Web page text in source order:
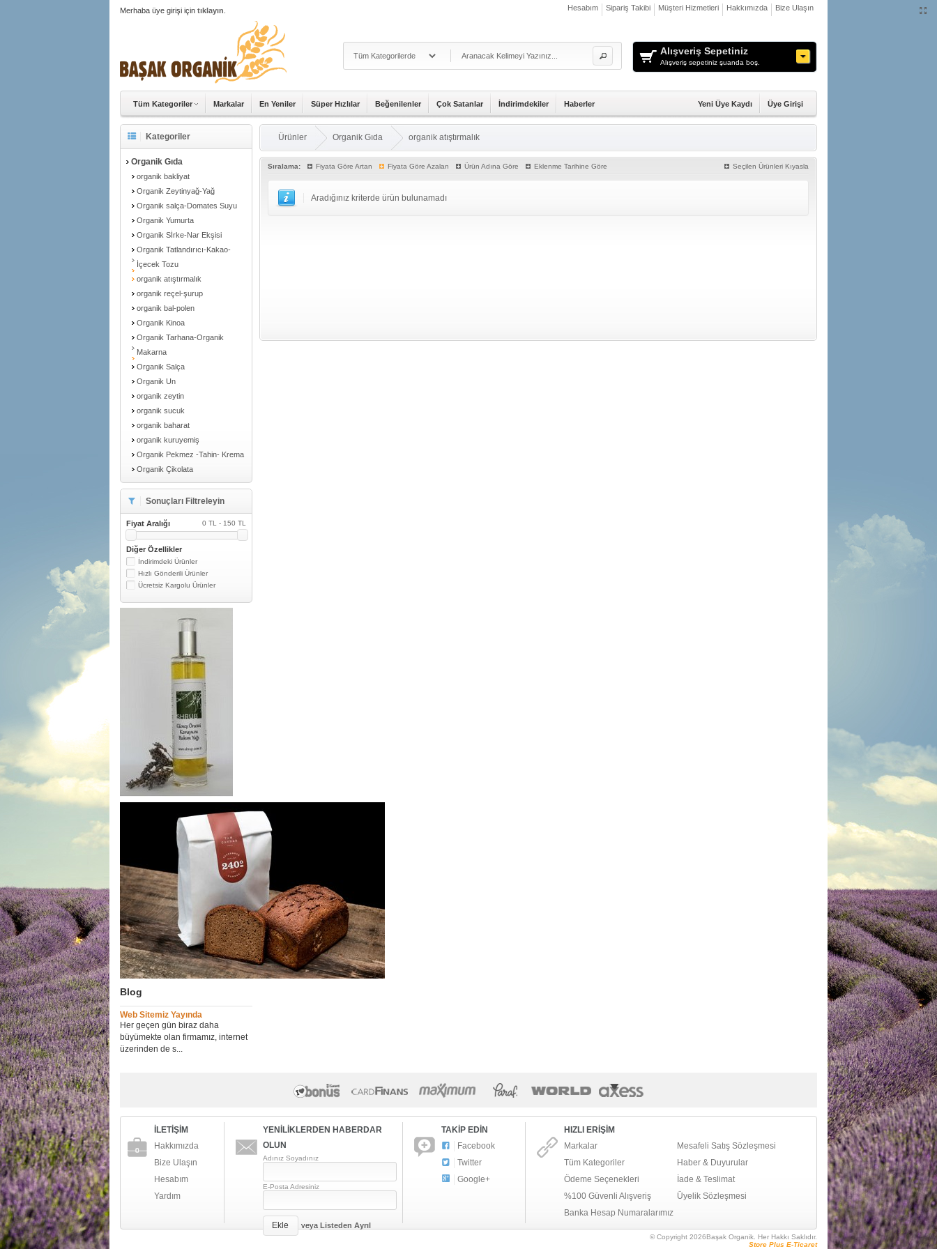
Merhaba üye girişi için tıklayın
Alışveriş Sepetiniz
Alışveriş sepetiniz şuanda boş.
Tüm Kategoriler Markalar En Yeniler Süper Hızlılar Beğenilenler Çok Satanlar İndirimdekiler Haberler Üye Girişi
Yeni Üye Kaydı
Bize Ulaşın
Hakkımızda
Müşteri Hizmetleri
Sipariş Takibi
Hesabım
Kategoriler
Organik Gıda
organik bakliyat
Organik Zeytinyağ-Yağ
Organik salça-Domates Suyu
Organik Yumurta
Organik Sİrke-Nar Ekşisi
Organik Tatlandırıcı-Kakao-
İçecek Tozu
organik atıştırmalık
organik reçel-şurup
organik bal-polen
Organik Kinoa
Organik Tarhana-Organik
Makarna
Organik Salça
Organik Un
organik zeytin
organik sucuk
organik baharat
organik kuruyemiş
Organik Pekmez -Tahin- Krema
Organik Çikolata
Sonuçları Filtreleyin
Fiyat Aralığı 0 TL - 150 TL
Diğer Özellikler
İndirimdeki Ürünler
Hızlı Gönderili Ürünler
Ücretsiz Kargolu Ürünler
Blog
Web Sitemiz Yayında
Her geçen gün biraz daha
büyümekte olan firmamız, internet
üzerinden de s...
Ürünler Organik Gıda organik atıştırmalık
Sıralama: Fiyata Göre Artan Fiyata Göre Azalan Ürün Adına Göre Eklenme Tarihine Göre Seçilen Ürünleri Kıyasla
Aradığınız kriterde ürün bulunamadı
İLETİŞİM
Hakkımızda
Bize Ulaşın
Hesabım
Yardım
YENİLİKLERDEN HABERDAR
OLUN
Adınız Soyadınız
E-Posta Adresiniz
Ekle veya Listeden Ayrıl
TAKİP EDİN
Facebook
Twitter
Google+
HIZLI ERİŞİM
Markalar
Mesafeli Satış Sözleşmesi
Tüm Kategoriler
Haber & Duyurular
Ödeme Seçenekleri
İade & Teslimat
%100 Güvenli Alışveriş
Üyelik Sözleşmesi
Banka Hesap Numaralarımız
© Copyright 2026Başak Organik. Her Hakkı Saklıdır.
Store Plus E-Ticaret